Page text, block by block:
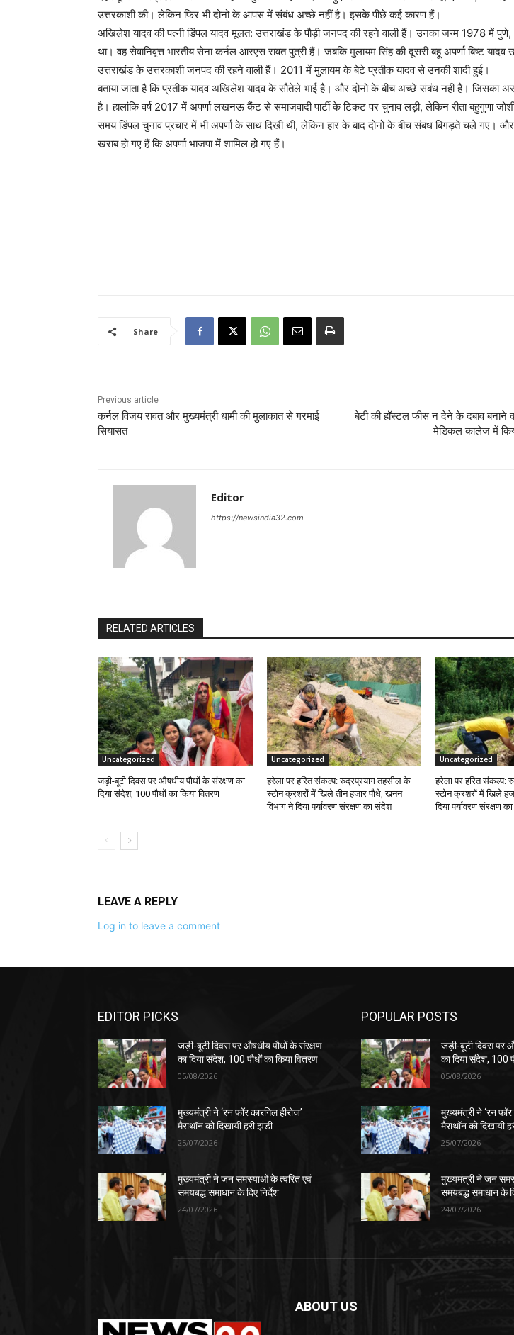
उत्तरकाशी की। लेकिन फिर भी दोनो के आपस में संबंध अच्छे नहीं है। इसके पीछे कई कारण हैं।
अखिलेश यादव की पत्नी डिंपल यादव मूलत: उत्तराखंड के पौड़ी जनपद की रहने वाली हैं। उनका जन्म 1978 में पुणे,
था। वह सेवानिवृत्त भारतीय सेना कर्नल आरएस रावत पुत्री हैं। जबकि मुलायम सिंह की दूसरी बहू अपर्णा बिष्ट यादव
उत्तराखंड के उत्तरकाशी जनपद की रहने वाली हैं। 2011 में मुलायम के बेटे प्रतीक यादव से उनकी शादी हुई।
बताया जाता है कि प्रतीक यादव अखिलेश यादव के सौतेले भाई है। और दोनो के बीच अच्छे संबंध नहीं है। जिसका
है। हालांकि वर्ष 2017 में अपर्णा लखनऊ कैंट से समाजवादी पार्टी के टिकट पर चुनाव लड़ी, लेकिन रीता बहुगुणा
समय डिंपल चुनाव प्रचार में भी अपर्णा के साथ दिखी थी, लेकिन हार के बाद दोनो के बीच संबंध बिगड़ते चले गए।
खराब हो गए हैं कि अपर्णा भाजपा में शामिल हो गए हैं।
Share
Previous article
कर्नल विजय रावत और मुख्यमंत्री धामी की मुलाकात से गरमाई
सियासत
बेटी की हॉस्टल फीस न देने के दबाव बनाने
मेडिकल कालेज में
Editor
https://newsindia32.com
RELATED ARTICLES
Uncategorized
जड़ी-बूटी दिवस पर औषधीय पौधों के संरक्षण का
दिया संदेश, 100 पौधों का किया वितरण
Uncategorized
हरेला पर हरित संकल्प: रुद्रप्रयाग तहसील के
स्टोन क्रशरों में खिले तीन हजार पौधे, खनन
विभाग ने दिया पर्यावरण संरक्षण का संदेश
Uncategorized
हरेला पर हरित संकल्प:
स्टोन क्रशरों में खिले
दिया पर्यावरण संरक्षण
LEAVE A REPLY
Log in to leave a comment
EDITOR PICKS
जड़ी-बूटी दिवस पर औषधीय पौधों के संरक्षण
का दिया संदेश, 100 पौधों का किया वितरण
05/08/2026
मुख्यमंत्री ने ‘रन फॉर कारगिल हीरोज’
मैराथॉन को दिखायी हरी झंडी
25/07/2026
मुख्यमंत्री ने जन समस्याओं के त्वरित एवं
समयबद्ध समाधान के दिए निर्देश
24/07/2026
POPULAR POSTS
जड़ी-बूटी दिवस पर
का दिया संदेश, 100
05/08/2026
मुख्यमंत्री ने ‘रन फॉर
मैराथॉन को दिखायी
25/07/2026
मुख्यमंत्री ने जन
समयबद्ध समाधान के
24/07/2026
ABOUT US